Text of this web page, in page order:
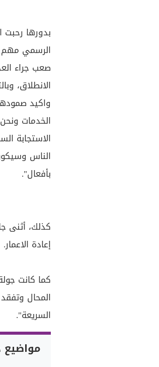
بدورها رحبت
الرسمي مهم
صعب جراء
الانطلاق،
واكيد
الخدمات
الاستجابة
الناس
بأفعال".
كذلك، أثنى
إعادة الاعمار.
كما كانت
المحال
السريعة".